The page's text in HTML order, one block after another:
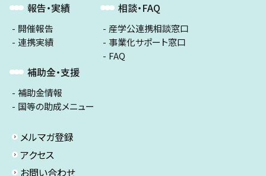
報告・実績
開催報告
連携実績
補助金・支援
補助金情報
国等の助成メニュー
相談・FAQ
産学公連携相談窓口
事業化サポート窓口
FAQ
メルマガ登録
アクセス
お問い合わせ